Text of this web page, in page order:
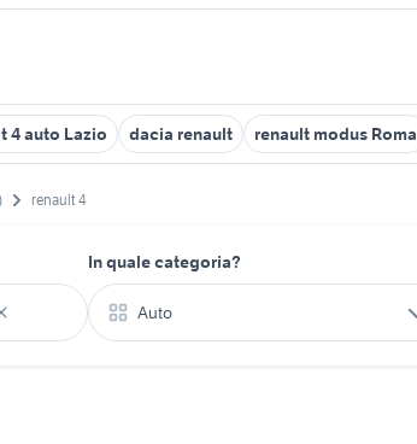
4 auto Lazio dacia renault renault modus Roma
renault 4
In quale categoria?
Auto